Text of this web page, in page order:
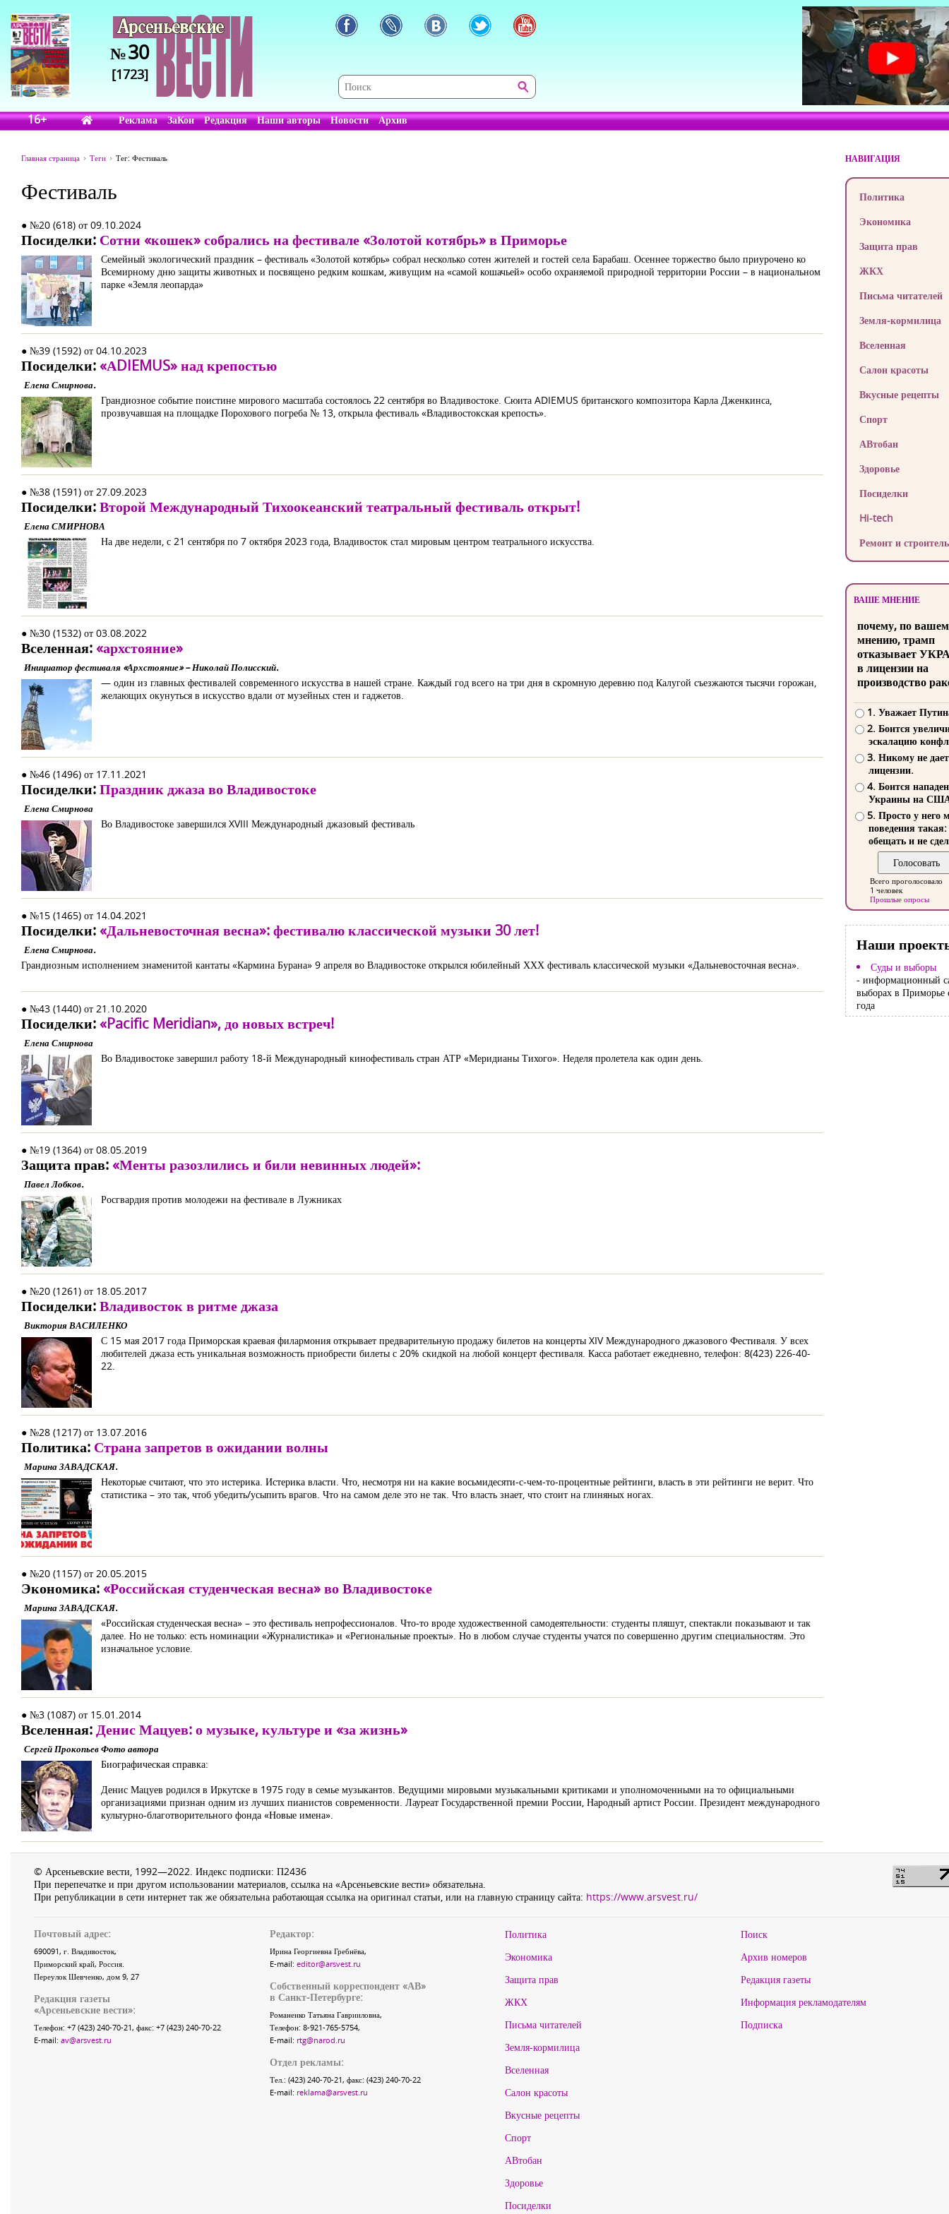
№30
[1723]
16+ Реклама ЗаКон Редакция Наши авторы Новости Архив
Главная страница Теги Тег: Фестиваль
Фестиваль
● №20 (618) от 09.10.2024
Посиделки: Сотни «кошек» собрались на фестивале «Золотой котябрь» в Приморье
Семейный экологический праздник – фестиваль «Золотой котябрь» собрал несколько сотен жителей и гостей села Барабаш. Осеннее торжество было приурочено ко
Всемирному дню защиты животных и посвящено редким кошкам, живущим на «самой кошачьей» особо охраняемой природной территории России – в национальном
парке «Земля леопарда»
● №39 (1592) от 04.10.2023
Посиделки:«АDIEMUS» над крепостью
Елена Смирнова.
Грандиозное событие поистине мирового масштаба состоялось 22 сентября во Владивостоке. Сюита ADIEMUS британского композитора Карла Дженкинса,
прозвучавшая на площадке Порохового погреба № 13, открыла фестиваль «Владивостокская крепость».
● №38 (1591) от 27.09.2023
Посиделки:Второй Международный Тихоокеанский театральный фестиваль открыт!
Елена СМИРНОВА
На две недели, с 21 сентября по 7 октября 2023 года, Владивосток стал мировым центром театрального искусства.
● №30 (1532) от 03.08.2022
Вселенная:«архстояние»
Инициатор фестиваля «Архстояние» – Николай Полисский.
— один из главных фестивалей современного искусства в нашей стране. Каждый год всего на три дня в скромную деревню под Калугой съезжаются тысячи горожан,
желающих окунуться в искусство вдали от музейных стен и гаджетов.
● №46 (1496) от 17.11.2021
Посиделки:Праздник джаза во Владивостоке
Елена Смирнова
Во Владивостоке завершился XVIII Международный джазовый фестиваль
● №15 (1465) от 14.04.2021
Посиделки:«Дальневосточная весна»: фестивалю классической музыки 30 лет!
Елена Смирнова.
Грандиозным исполнением знаменитой кантаты «Кармина Бурана» 9 апреля во Владивостоке открылся юбилейный ХХХ фестиваль классической музыки «Дальневосточная весна».
● №43 (1440) от 21.10.2020
Посиделки:«Pacific Meridian», до новых встреч!
Елена Смирнова
Во Владивостоке завершил работу 18-й Международный кинофестиваль стран АТР «Меридианы Тихого». Неделя пролетела как один день.
● №19 (1364) от 08.05.2019
Защита прав:«Менты разозлились и били невинных людей»:
Павел Лобков.
Росгвардия против молодежи на фестивале в Лужниках
● №20 (1261) от 18.05.2017
Посиделки:Владивосток в ритме джаза
Виктория ВАСИЛЕНКО
С 15 мая 2017 года Приморская краевая филармония открывает предварительную продажу билетов на концерты XIV Международного джазового Фестиваля. У всех
любителей джаза есть уникальная возможность приобрести билеты с 20% скидкой на любой концерт фестиваля. Касса работает ежедневно, телефон: 8(423) 226-40-
22.
● №28 (1217) от 13.07.2016
Политика: Страна запретов в ожидании волны
Марина ЗАВАДСКАЯ.
Некоторые считают, что это истерика. Истерика власти. Что, несмотря ни на какие восьмидесяти-с-чем-то-процентные рейтинги, власть в эти рейтинги не верит. Что
статистика – это так, чтоб убедить/усыпить врагов. Что на самом деле это не так. Что власть знает, что стоит на глиняных ногах.
● №20 (1157) от 20.05.2015
Экономика:«Российская студенческая весна» во Владивостоке
Марина ЗАВАДСКАЯ.
«Российская студенческая весна» – это фестиваль непрофессионалов. Что-то вроде художественной самодеятельности: студенты пляшут, спектакли показывают и так
далее. Но не только: есть номинации «Журналистика» и «Региональные проекты». Но в любом случае студенты учатся по совершенно другим специальностям. Это
изначальное условие.
● №3 (1087) от 15.01.2014
Вселенная:Денис Мацуев: о музыке, культуре и «за жизнь»
Сергей Прокопьев Фото автора
Биографическая справка:
Денис Мацуев родился в Иркутске в 1975 году в семье музыкантов. Ведущими мировыми музыкальными критиками и уполномоченными на то официальными
организациями признан одним из лучших пианистов современности. Лауреат Государственной премии России, Народный артист России. Президент международного
культурно-благотворительного фонда «Новые имена».
НАВИГАЦИЯ
Политика
Экономика
Защита прав
ЖКХ
Письма читателей
Земля-кормилица
Вселенная
Салон красоты
Вкусные рецепты
Спорт
АВтобан
Здоровье
Посиделки
Hi-tech
Ремонт и
ВАШЕ МНЕНИЕ
почему, по
мнению, трамп
отказывает
в лицензии на
производство
1. Уважает
2. Боится
эскалацию
3. Никому не
лицензии.
4. Боится
Украины на
5. Просто у него
поведения такая:
обещать и не
Всего проголосовало
1 человек
Прошлые опросы
Наши
Суды и выборы
- информационный
выборах в Приморье
года
© Арсеньевские вести, 1992—2022. Индекс подписки: П2436
При перепечатке и при другом использовании материалов, ссылка на «Арсеньевские вести» обязательна.
При републикации в сети интернет так же обязательна работающая ссылка на оригинал статьи, или на главную страницу сайта: https://www.arsvest.ru/
Почтовый адрес:
690091, г. Владивосток,
Приморский край, Россия.
Переулок Шевченко, дом 9, 27
Редакция газеты
«Арсеньевские вести»:
Телефон: +7 (423) 240-70-21, факс: +7 (423) 240-70-22
E-mail: av@arsvest.ru
Редактор:
Ирина Георгиевна Гребнёва,
E-mail: editor@arsvest.ru
Собственный корреспондент «АВ»
в Санкт-Петербурге:
Романенко Татьяна Гаврииловна,
Телефон: 8-921-765-5754,
E-mail: rtg@narod.ru
Отдел рекламы:
Тел.: (423) 240-70-21, факс: (423) 240-70-22
E-mail: reklama@arsvest.ru
Политика
Экономика
Защита прав
ЖКХ
Письма читателей
Земля-кормилица
Вселенная
Салон красоты
Вкусные рецепты
Спорт
АВтобан
Здоровье
Посиделки
Поиск
Архив номеров
Редакция газеты
Информация рекламодателям
Подписка